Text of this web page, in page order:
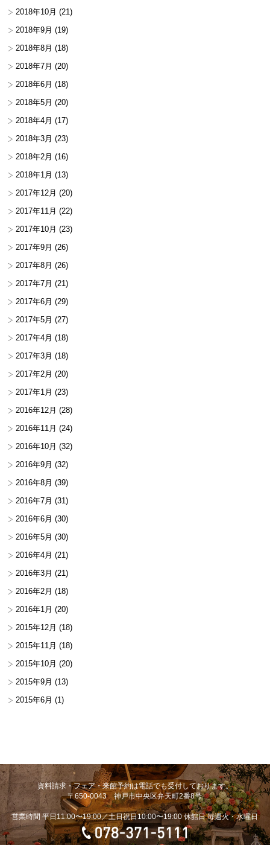
2018年10月 (21)
2018年9月 (19)
2018年8月 (18)
2018年7月 (20)
2018年6月 (18)
2018年5月 (20)
2018年4月 (17)
2018年3月 (23)
2018年2月 (16)
2018年1月 (13)
2017年12月 (20)
2017年11月 (22)
2017年10月 (23)
2017年9月 (26)
2017年8月 (26)
2017年7月 (21)
2017年6月 (29)
2017年5月 (27)
2017年4月 (18)
2017年3月 (18)
2017年2月 (20)
2017年1月 (23)
2016年12月 (28)
2016年11月 (24)
2016年10月 (32)
2016年9月 (32)
2016年8月 (39)
2016年7月 (31)
2016年6月 (30)
2016年5月 (30)
2016年4月 (21)
2016年3月 (21)
2016年2月 (18)
2016年1月 (20)
2015年12月 (18)
2015年11月 (18)
2015年10月 (20)
2015年9月 (13)
2015年6月 (1)
資料請求・フェア・来館予約は電話でも受付しております。
〒650-0043 神戸市中央区弁天町2番8号
営業時間 平日11:00〜19:00／土日祝日10:00〜19:00 休館日 毎週火・水曜日